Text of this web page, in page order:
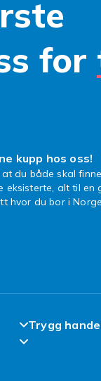
for
kupp hos oss!
du både skal
alt til en
hvor du bor i
Trygg